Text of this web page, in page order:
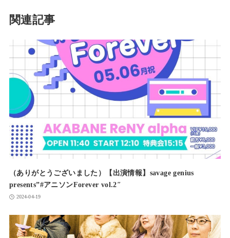
関連記事
（ありがとうございました）【出演情報】savage genius
presents”#アニソンForever vol.2″
2024-04-19